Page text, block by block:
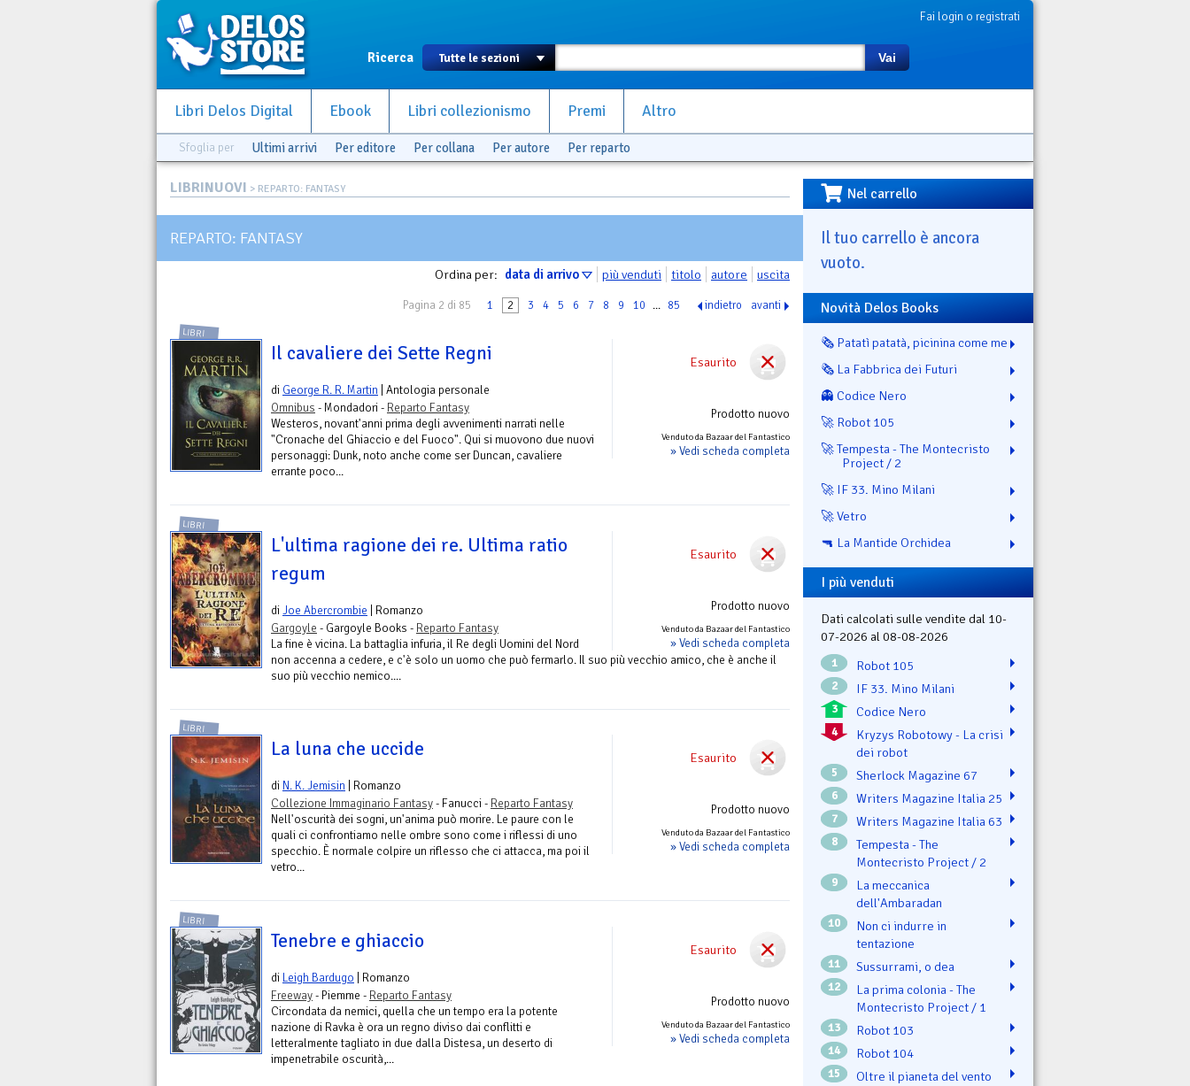
Fai login o registrati
Ricerca Vai
Libri Delos Digital Ebook Libri collezionismo Premi Altro
Sfoglia per Ultimi arrivi Per editore Per collana Per autore Per reparto
LIBRINUOVI > REPARTO: FANTASY
REPARTO: FANTASY
Ordina per: data di arrivo più venduti titolo autore uscita
Pagina 2 di 85 1 2 3 4 5 6 7 8 9 10 ... 85 indietro avanti
Esaurito
Prodotto nuovo
Venduto da Bazaar del Fantastico
» Vedi scheda completa
LIBRI
Il cavaliere dei Sette Regni
di George R. R. Martin | Antologia personale
Omnibus - Mondadori - Reparto Fantasy
Westeros, novant'anni prima degli avvenimenti narrati nelle
"Cronache del Ghiaccio e del Fuoco". Qui si muovono due nuovi
personaggi: Dunk, noto anche come ser Duncan, cavaliere
errante poco...
Esaurito
Prodotto nuovo
Venduto da Bazaar del Fantastico
» Vedi scheda completa
LIBRI
L'ultima ragione dei re. Ultima ratio
regum
diJoe Abercrombie | Romanzo
Gargoyle - Gargoyle Books - Reparto Fantasy
La fine è vicina. La battaglia infuria, il Re degli Uomini del Nord
non accenna a cedere, e c'è solo un uomo che può fermarlo. Il suo più vecchio amico, che è anche il
suo più vecchio nemico....
Esaurito
Prodotto nuovo
Venduto da Bazaar del Fantastico
» Vedi scheda completa
LIBRI
La luna che uccide
di N. K. Jemisin | Romanzo
Collezione Immaginario Fantasy- Fanucci - Reparto Fantasy
Nell'oscurità dei sogni, un'anima può morire. Le paure con le
quali ci confrontiamo nelle ombre sono come i riflessi di uno
specchio. È normale colpire un riflesso che ci attacca, ma poi il
vetro...
Esaurito
Prodotto nuovo
Venduto da Bazaar del Fantastico
» Vedi scheda completa
LIBRI
Tenebre e ghiaccio
di Leigh Bardugo | Romanzo
Freeway- Piemme - Reparto Fantasy
Circondata da nemici, quella che un tempo era la potente
nazione di Ravka è ora un regno diviso dai conflitti e
letteralmente tagliato in due dalla Distesa, un deserto di
impenetrabile oscurità,...
Nel carrello
Il tuo carrello è ancora
vuoto.
Novità Delos Books
🗞️ Patatì patatà, picinina come me
🗞️ La Fabbrica dei Futuri
👻 Codice Nero
🚀 Robot 105
🚀 Tempesta - The Montecristo
Project / 2
🚀 IF 33. Mino Milani
🚀 Vetro
🔫 La Mantide Orchidea
I più venduti
Dati calcolati sulle vendite dal 10-
07-2026 al 08-08-2026
1 Robot 105
2 IF 33. Mino Milani
3 Codice Nero
4
Kryzys Robotowy - La crisi
dei robot
5 Sherlock Magazine 67
6 Writers Magazine Italia 25
7 Writers Magazine Italia 63
8
Tempesta - The
Montecristo Project / 2
9
La meccanica
dell'Ambaradan
10
Non ci indurre in
tentazione
11 Sussurrami, o dea
12
La prima colonia - The
Montecristo Project / 1
13 Robot 103
14 Robot 104
15 Oltre il pianeta del vento